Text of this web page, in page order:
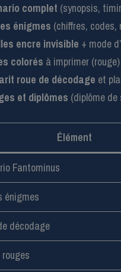
complet (synopsis,
énigmes (chiffres, codes,
encre invisible + mode
colorés à imprimer
roue de décodage et
et diplômes (diplôme
Élément
Fantominus
énigmes
décodage